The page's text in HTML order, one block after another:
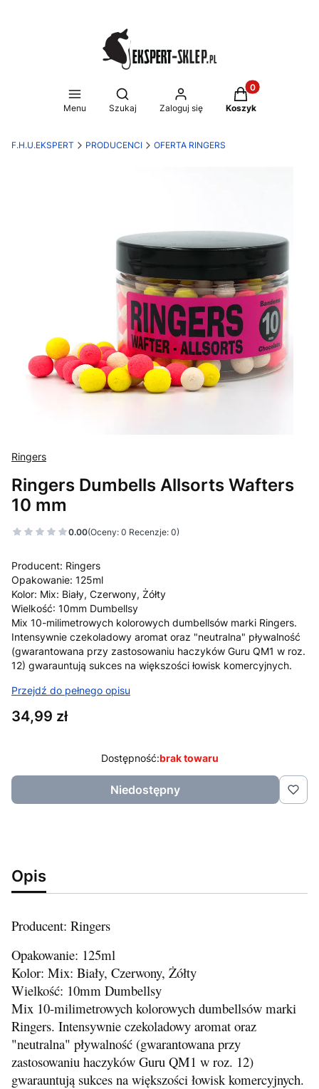
Menu
Otwórz wyszukiwarkę
Szukaj Zaloguj się
Produkty w
Koszyk
F.H.U.EKSPERT PRODUCENCI OFERTA RINGERS
Ringers
Ringers Dumbells Allsorts Wafters
10 mm
0.00(Oceny: 0 Recenzje: 0)
Producent: Ringers
Opakowanie: 125ml
Kolor: Mix: Biały, Czerwony, Żółty
Wielkość: 10mm Dumbellsy
Mix 10-milimetrowych kolorowych dumbellsów marki Ringers.
Intensywnie czekoladowy aromat oraz "neutralna" pływalność
(gwarantowana przy zastosowaniu haczyków Guru QM1 w roz.
12) gwarauntują sukces na większości łowisk komercyjnych.
Przejdź do pełnego opisu
Cena
34,99 zł
Dostępność:brak towaru
Niedostępny
Opis
Producent: Ringers
Opakowanie: 125ml
Kolor: Mix: Biały, Czerwony, Żółty
Wielkość: 10mm Dumbellsy
Mix 10-milimetrowych kolorowych dumbellsów marki
Ringers. Intensywnie czekoladowy aromat oraz
"neutralna" pływalność (gwarantowana przy
zastosowaniu haczyków Guru QM1 w roz. 12)
gwarauntują sukces na większości łowisk komercyjnych.